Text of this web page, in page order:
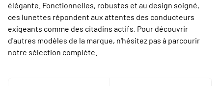
élégante. Fonctionnelles, robustes et au design soigné,
ces lunettes répondent aux attentes des conducteurs
exigeants comme des citadins actifs. Pour découvrir
d'autres modèles de la marque, n'hésitez pas à parcourir
notre sélection complète.